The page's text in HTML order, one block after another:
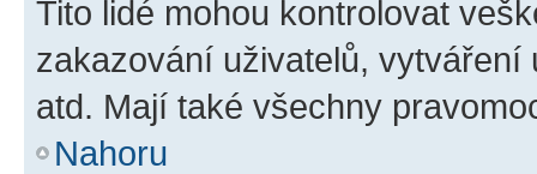
Tito lidé mohou kontrolovat
zakazování uživatelů,
atd. Mají také všechny
Nahoru